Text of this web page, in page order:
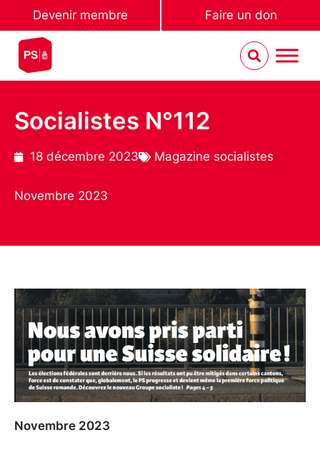
Devenir membre Faire un don
Socialistes N°112
18 décembre 2023 Magazine socialistes
Novembre 2023
Novembre 2023